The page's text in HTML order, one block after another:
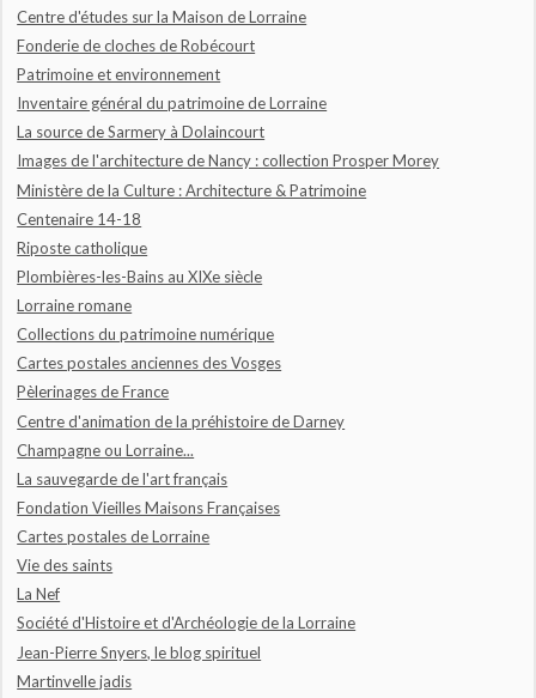
Centre d'études sur la Maison de Lorraine
Fonderie de cloches de Robécourt
Patrimoine et environnement
Inventaire général du patrimoine de Lorraine
La source de Sarmery à Dolaincourt
Images de l'architecture de Nancy : collection Prosper Morey
Ministère de la Culture : Architecture & Patrimoine
Centenaire 14-18
Riposte catholique
Plombières-les-Bains au XIXe siècle
Lorraine romane
Collections du patrimoine numérique
Cartes postales anciennes des Vosges
Pèlerinages de France
Centre d'animation de la préhistoire de Darney
Champagne ou Lorraine...
La sauvegarde de l'art français
Fondation Vieilles Maisons Françaises
Cartes postales de Lorraine
Vie des saints
La Nef
Société d'Histoire et d'Archéologie de la Lorraine
Jean-Pierre Snyers, le blog spirituel
Martinvelle jadis